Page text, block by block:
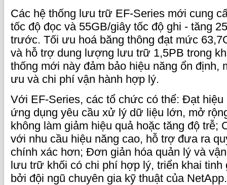
Các hệ thống lưu trữ EF‑Series mới cung
tốc độ đọc và 55GB/giây tốc độ ghi - tăng
trước. Tối ưu hoá băng thông đạt mức
và hỗ trợ dung lượng lưu trữ 1,5PB trong
thống mới này đảm bảo hiệu năng ổn định,
ưu và chi phí vận hành hợp lý.
Với EF‑Series, các tổ chức có thể: Đạt hiệu
ứng dụng yêu cầu xử lý dữ liệu lớn, mở
không làm giảm hiệu quả hoặc tăng độ trễ;
với nhu cầu hiệu năng cao, hỗ trợ đưa ra
chính xác hơn; Đơn giản hóa quản lý và
lưu trữ khối có chi phí hợp lý, triển khai
bởi đội ngũ chuyên gia kỹ thuật của NetApp.